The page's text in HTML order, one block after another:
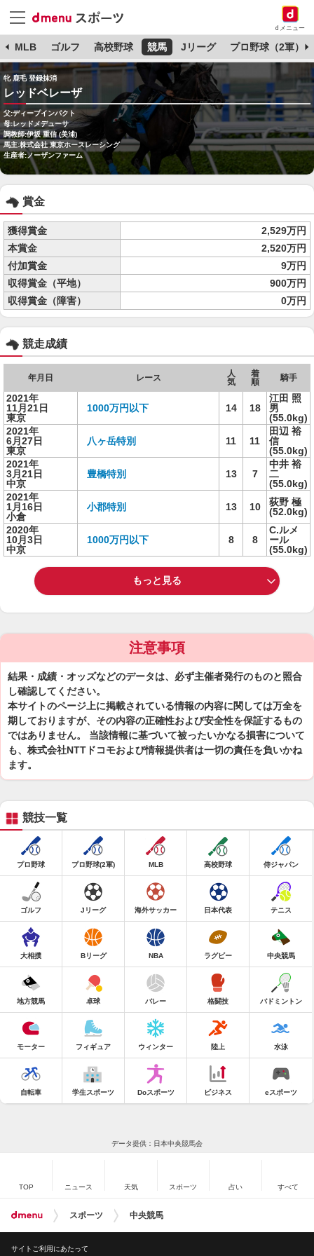
dメニュー
MLB ゴルフ 高校野球 競馬 Jリーグ プロ野球（2軍）
牝 鹿毛 登録抹消
レッドベレーザ
父:ディープインパクト
母:レッドメデューサ
調教師:伊坂 重信 (美浦)
馬主:株式会社 東京ホースレーシング
生産者:ノーザンファーム
賞金
獲得賞金
2,529万円
本賞金
2,520万円
付加賞金
9万円
収得賞金（平地）
900万円
収得賞金（障害）
0万円
競走成績
年月日 レース
人
気
着
順
騎手
2021年
11月21日
東京
1000万円以下 14 18
江田 照
男
(55.0kg)
2021年
6月27日
東京
八ヶ岳特別 11 11
田辺 裕
信
(55.0kg)
2021年
3月21日
中京
豊橋特別 13 7
中井 裕
二
(55.0kg)
2021年
1月16日
小倉
小郡特別 13 10
荻野 極
(52.0kg)
2020年
10月3日
中京
1000万円以下 8 8
C.ルメ
ール
(55.0kg)
もっと見る
注意事項
結果・成績・オッズなどのデータは、必ず主催者発行のものと照合
し確認してください。
本サイトのページ上に掲載されている情報の内容に関しては万全を
期しておりますが、その内容の正確性および安全性を保証するもの
ではありません。 当該情報に基づいて被ったいかなる損害について
も、株式会社NTTドコモおよび情報提供者は一切の責任を負いかね
ます。
競技一覧
プロ野球 プロ野球(2軍) MLB 高校野球 侍ジャパン
ゴルフ Jリーグ 海外サッカー 日本代表 テニス
大相撲 Bリーグ NBA ラグビー 中央競馬
地方競馬 卓球 バレー 格闘技 バドミントン
モーター フィギュア ウィンター 陸上 水泳
自転車 学生スポーツ Doスポーツ ビジネス eスポーツ
データ提供：日本中央競馬会
TOP ニュース 天気 スポーツ 占い すべて
スポーツ 中央競馬
サイトご利用にあたって